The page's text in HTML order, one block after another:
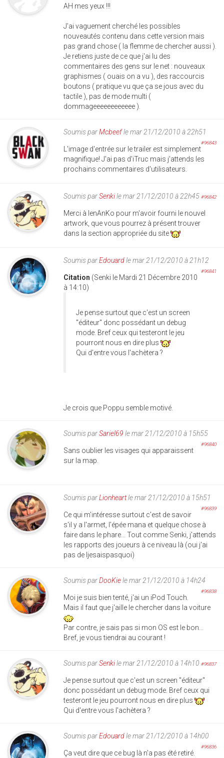
AH mes yeux !!!
J'ai vaguement cherché les possibles
nouveautés contenu dans cette version mais
pas grand chose ( la flemme de chercher aussi ).
Je retiens juste de ce que j'ai lu des
commentaires des gens sur le net : nouveaux
graphismes ( ouais on a vu ), des raccourcis
boutons ( pratique vu que ça se jous avec du
tactile ), pas de mode multi (
dommageeeeeeeeeeee ).
Soumis parMcbeefle mar 21/12/2010 à 22h51
#96843
L'image d'entrée sur le trailer est simplement
magnifique! J'ai pas d'iTruc mais j'attends les
prochains commentaires d'utilisateurs.
Soumis parSenkile mar 21/12/2010 à 22h45 #96842
Merci à IenAnKo pour m'avoir fourni le nouvel
artwork, que vous pourrez à présent trouver
dans la section appropriée du site
Soumis parEdouardle mar 21/12/2010 à 21h12
#96841
Citation (Senki le Mardi 21 Décembre 2010
à 14:10)
Je pense surtout que c'est un screen
"éditeur" donc possédant un debug
mode. Bref ceux qui testeront le jeu
pourront nous en dire plus
Qui d'entre vous l'achètera ?
Je crois que Poppu semble motivé.
Soumis parSariel69 le mar 21/12/2010 à 15h55
#96840
Sans oublier les visages qui apparaissent
sur la map.
Soumis parLionheartle mar 21/12/2010 à 15h51
#96839
Ce qui m'intéresse surtout c'est de savoir
s'il y a l'armet, l'épée mana et quelque chose à
faire dans le phare... Tout comme Senki, j'attends
les rapports des joueurs à ce niveau là (oui j'ai
pas de Ijesaispasquoi)
Soumis parDooKiele mar 21/12/2010 à 14h24
#96838
Moi je suis bien tenté, j'ai un iPod Touch.
Mais il faut que j'aille le chercher dans la voiture
Par contre, je sais pas si mon OS est le bon...
Bref, je vous tiendrai au courant !
Soumis parSenkile mar 21/12/2010 à 14h10 #96837
Je pense surtout que c'est un screen "éditeur"
donc possédant un debug mode. Bref ceux qui
testeront le jeu pourront nous en dire plus
Qui d'entre vous l'achètera ?
Soumis parEdouardle mar 21/12/2010 à 14h00
#96836
Ça veut dire que ce bug là n'a pas été retiré.